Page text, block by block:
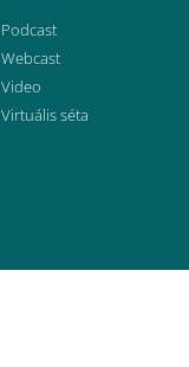
Podcast
Webcast
Video
Virtuális séta